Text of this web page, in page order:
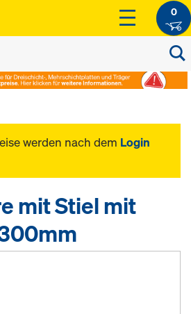
0
werden nach dem Login
mit Stiel mit